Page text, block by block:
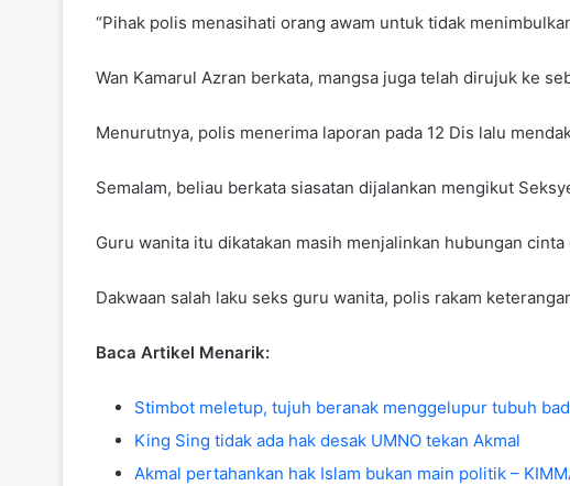
“Pihak polis menasihati orang awam untuk tidak
Wan Kamarul Azran berkata, mangsa juga telah dirujuk ke
Menurutnya, polis menerima laporan pada 12 Dis lalu
Semalam, beliau berkata siasatan dijalankan mengikut
Guru wanita itu dikatakan masih menjalinkan hubungan
Dakwaan salah laku seks guru wanita, polis rakam
Baca Artikel Menarik:
Stimbot meletup, tujuh beranak menggelupur tubuh
King Sing tidak ada hak desak UMNO tekan Akmal
Akmal pertahankan hak Islam bukan main politik –